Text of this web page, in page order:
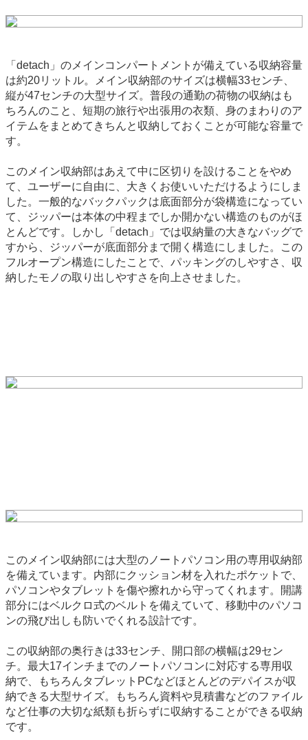
「detach」のメインコンパートメントが備えている収納容量
は約20リットル。メイン収納部のサイズは横幅33センチ、
縦が47センチの大型サイズ。普段の通勤の荷物の収納はも
ちろんのこと、短期の旅行や出張用の衣類、身のまわりのア
イテムをまとめてきちんと収納しておくことが可能な容量で
す。
このメイン収納部はあえて中に区切りを設けることをやめ
て、ユーザーに自由に、大きくお使いいただけるようにしま
した。一般的なバックパックは底面部分が袋構造になってい
て、ジッパーは本体の中程までしか開かない構造のものがほ
とんどです。しかし「detach」では収納量の大きなバッグで
すから、ジッパーが底面部分まで開く構造にしました。この
フルオープン構造にしたことで、パッキングのしやすさ、収
納したモノの取り出しやすさを向上させました。
このメイン収納部には大型のノートパソコン用の専用収納部
を備えています。内部にクッション材を入れたポケットで、
パソコンやタブレットを傷や擦れから守ってくれます。開講
部分にはベルクロ式のベルトを備えていて、移動中のパソコ
ンの飛び出しも防いでくれる設計です。
この収納部の奥行きは33センチ、開口部の横幅は29セン
チ。最大17インチまでのノートパソコンに対応する専用収
納で、もちろんタブレットPCなどほとんどのデパイスが収
納できる大型サイズ。もちろん資料や見積書などのファイル
など仕事の大切な紙類も折らずに収納することができる収納
です。